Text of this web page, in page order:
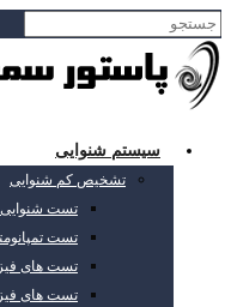
سیستم شنوایی
تشخیص کم شنوایی
تست شنوایی
تست
تست های
تست های